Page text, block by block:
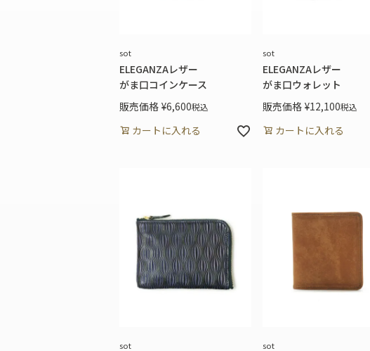
sot
ELEGANZAレザー
がま口コインケース
販売価格 ¥6,600税込
カートに入れる
sot
ELEGANZAレザー
がま口ウォレット
販売価格 ¥12,100税込
カートに入れる
sot sot